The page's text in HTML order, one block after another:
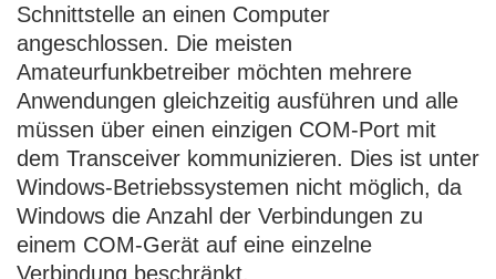
Schnittstelle an einen Computer
angeschlossen. Die meisten
Amateurfunkbetreiber möchten mehrere
Anwendungen gleichzeitig ausführen und alle
müssen über einen einzigen COM-Port mit
dem Transceiver kommunizieren. Dies ist unter
Windows-Betriebssystemen nicht möglich, da
Windows die Anzahl der Verbindungen zu
einem COM-Gerät auf eine einzelne
Verbindung beschränkt.